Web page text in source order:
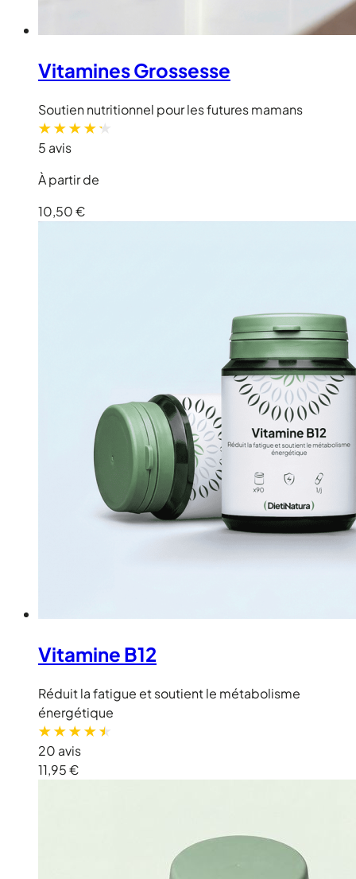
Vitamines Grossesse
Soutien nutritionnel pour les futures mamans
5 avis
À partir de
10,50 €
Vitamine B12
Réduit la fatigue et soutient le métabolisme
énergétique
20 avis
11,95 €